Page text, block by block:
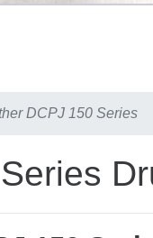
DCPJ 150 Series